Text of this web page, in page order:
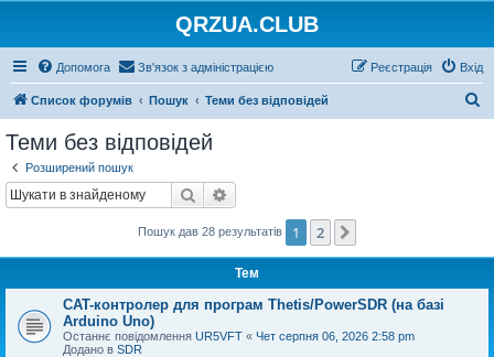
QRZUA.CLUB
Допомога Зв'язок з адміністрацією Вхід
Реєстрація
Список форумів Пошук Теми без відповідей
Теми без відповідей
Розширений пошук
Пошук
Пошук дав 28 результатів 1 2
Тем
CAT-контролер для програм Thetis/PowerSDR (на базі
Arduino Uno)
Останнє повідомлення UR5VFT « Чет серпня 06, 2026 2:58 pm
Додано в SDR